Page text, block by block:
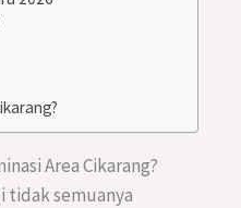
Area Cikarang?
tidak semuanya